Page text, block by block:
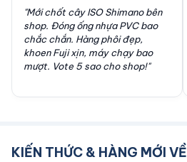
"Mới chốt cây ISO Shimano bên
shop. Đóng ống nhựa PVC bao
chắc chắn. Hàng phôi đẹp,
khoen Fuji xịn, máy chạy bao
mượt. Vote 5 sao cho shop!"
KIẾN THỨC & HÀNG MỚI VỀ